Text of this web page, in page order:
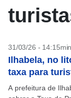
31/03/26 - 14:15min
Ilhabela, no
taxa para
A prefeitura de